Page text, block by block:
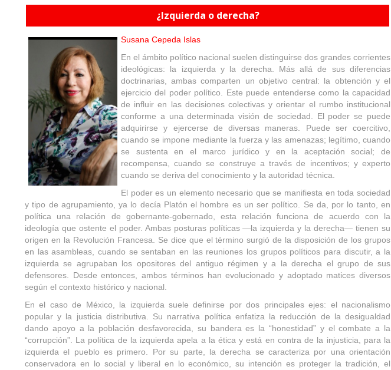
¿Izquierda o derecha?
Susana Cepeda Islas
En el ámbito político nacional suelen distinguirse dos grandes corrientes
ideológicas: la izquierda y la derecha. Más allá de sus diferencias
doctrinarias, ambas comparten un objetivo central: la obtención y el
ejercicio del poder político. Este puede entenderse como la capacidad
de influir en las decisiones colectivas y orientar el rumbo institucional
conforme a una determinada visión de sociedad. El poder se puede
adquirirse y ejercerse de diversas maneras. Puede ser coercitivo,
cuando se impone mediante la fuerza y las amenazas; legítimo, cuando
se sustenta en el marco jurídico y en la aceptación social; de
recompensa, cuando se construye a través de incentivos; y experto
cuando se deriva del conocimiento y la autoridad técnica.
El poder es un elemento necesario que se manifiesta en toda sociedad
y tipo de agrupamiento, ya lo decía Platón el hombre es un ser político. Se da, por lo tanto, en
política una relación de gobernante-gobernado, esta relación funciona de acuerdo con la
ideología que ostente el poder. Ambas posturas políticas —la izquierda y la derecha— tienen su
origen en la Revolución Francesa. Se dice que el término surgió de la disposición de los grupos
en las asambleas, cuando se sentaban en las reuniones los grupos políticos para discutir, a la
izquierda se agrupaban los opositores del antiguo régimen y a la derecha el grupo de sus
defensores. Desde entonces, ambos términos han evolucionado y adoptado matices diversos
según el contexto histórico y nacional.
En el caso de México, la izquierda suele definirse por dos principales ejes: el nacionalismo
popular y la justicia distributiva. Su narrativa política enfatiza la reducción de la desigualdad
dando apoyo a la población desfavorecida, su bandera es la “honestidad” y el combate a la
“corrupción”. La política de la izquierda apela a la ética y está en contra de la injusticia, para la
izquierda el pueblo es primero. Por su parte, la derecha se caracteriza por una orientación
conservadora en lo social y liberal en lo económico, su intención es proteger la tradición, el